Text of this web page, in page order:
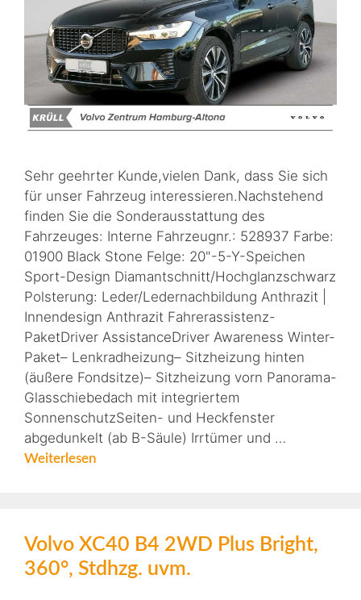
Sehr geehrter Kunde,vielen Dank, dass Sie sich
für unser Fahrzeug interessieren.Nachstehend
finden Sie die Sonderausstattung des
Fahrzeuges: Interne Fahrzeugnr.: 528937 Farbe:
01900 Black Stone Felge: 20"-5-Y-Speichen
Sport-Design Diamantschnitt/Hochglanzschwarz
Polsterung: Leder/Ledernachbildung Anthrazit |
Innendesign Anthrazit Fahrerassistenz-
PaketDriver AssistanceDriver Awareness Winter-
Paket– Lenkradheizung– Sitzheizung hinten
(äußere Fondsitze)– Sitzheizung vorn Panorama-
Glasschiebedach mit integriertem
SonnenschutzSeiten- und Heckfenster
abgedunkelt (ab B-Säule) Irrtümer und …
Weiterlesen
Volvo XC40 B4 2WD Plus Bright,
360°, Stdhzg. uvm.